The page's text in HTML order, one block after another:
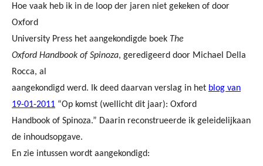
Hoe vaak heb ik in de loop der jaren niet gekeken of door
Oxford
University Press het aangekondigde boek The
Oxford Handbook of Spinoza, geredigeerd door Michael Della
Rocca, al
aangekondigd werd. Ik deed daarvan verslag in het blog van
19-01-2011 “Op komst (wellicht dit jaar): Oxford
Handbook of Spinoza.” Daarin reconstrueerde ik geleidelijkaan
de inhoudsopgave.
En zie intussen wordt aangekondigd: